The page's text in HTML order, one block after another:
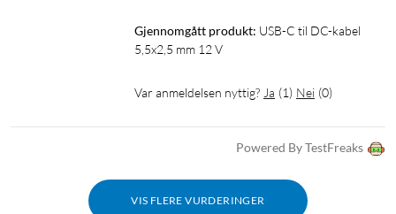
Gjennomgått produkt: USB-C til DC-kabel
5,5x2,5 mm 12 V
Var anmeldelsen nyttig? Ja (1) Nei (0)
Powered By TestFreaks
VIS FLERE VURDERINGER